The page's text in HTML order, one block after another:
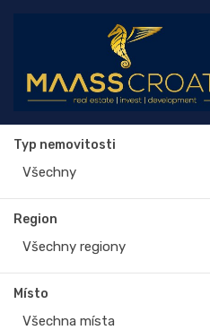
Typ nemovitosti
Všechny
Region
Všechny regiony
Místo
Všechna místa